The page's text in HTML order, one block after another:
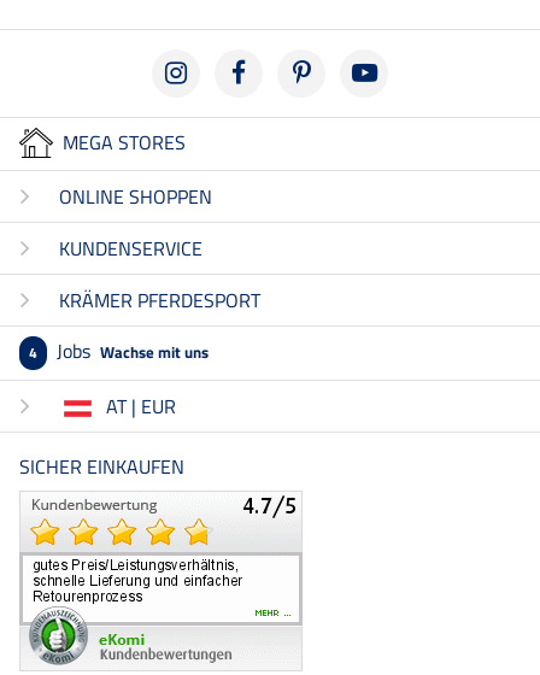
MEGA STORES
ONLINE SHOPPEN
KUNDENSERVICE
KRÄMER PFERDESPORT
4 Jobs Wachse mit uns
AT | EUR
SICHER EINKAUFEN